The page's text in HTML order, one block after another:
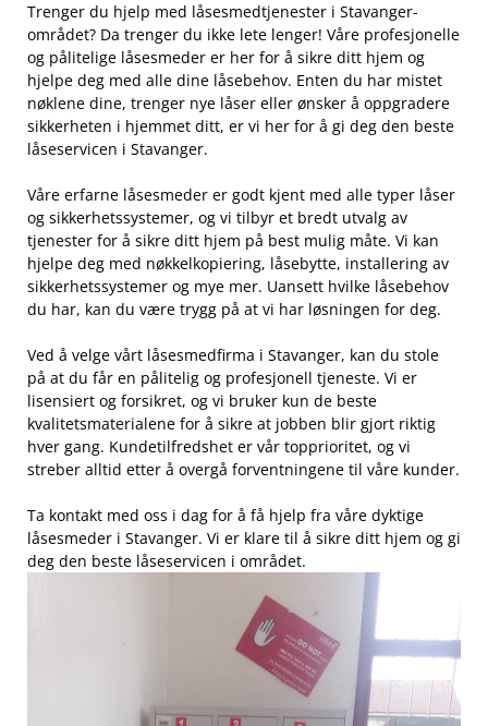
Trenger du ⁢hjelp med ⁣låsesmedtjenester i Stavanger-
området? Da ⁤trenger du ikke lete lenger! Våre profesjonelle
og pålitelige låsesmeder er her for å sikre ditt hjem og
hjelpe deg med alle ​dine låsebehov. Enten du ​har mistet
nøklene dine, trenger‌ nye låser eller ønsker å oppgradere
sikkerheten i hjemmet ditt, er vi her for å gi deg den beste
låseservicen i Stavanger.
Våre erfarne låsesmeder er godt⁢ kjent med alle typer låser
og ⁤sikkerhetssystemer, og vi tilbyr et bredt utvalg av
⁢tjenester for å sikre⁤ ditt hjem på ‍best mulig måte. Vi kan
hjelpe deg⁣ med nøkkelkopiering, låsebytte, installering av
sikkerhetssystemer og ‌mye mer. Uansett hvilke ‌låsebehov​
du har, ‍kan du være trygg på at vi har løsningen for deg.
Ved å velge vårt⁢ låsesmedfirma i Stavanger, kan du stole
på at du får en pålitelig⁤ og profesjonell‌ tjeneste. Vi er
lisensiert‍ og forsikret, og vi bruker kun de beste
kvalitetsmaterialene⁣ for å sikre at jobben blir ⁤gjort riktig​
hver gang. Kundetilfredshet er⁣ vår topprioritet, og vi
⁢streber alltid‌ etter å overgå​ forventningene⁣ til våre kunder.
Ta kontakt med oss ⁤i ‌dag for å ‍få hjelp fra våre dyktige
låsesmeder i Stavanger. Vi er klare til å sikre ditt hjem ⁤og gi
deg den ⁣beste låseservicen i området.